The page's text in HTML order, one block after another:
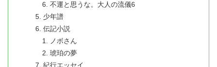
不運と思うな。大人の流儀6
少年譜
伝記小説
ノボさん
琥珀の夢
紀行エッセイ